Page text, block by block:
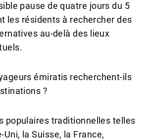
pause de quatre jours du 5
les résidents à rechercher des
au-delà des lieux
émiratis recherchent-ils
?
populaires traditionnelles telles
Uni, la Suisse, la France,